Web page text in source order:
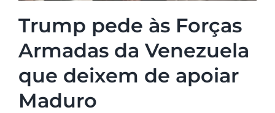
Trump pede às Forças
Armadas da Venezuela
que deixem de apoiar
Maduro